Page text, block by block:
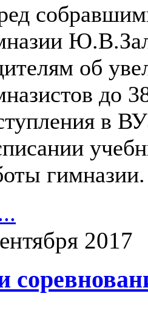
об
до
в
гимназии.
2017